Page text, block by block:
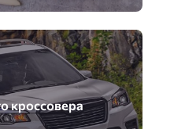
кроссовера